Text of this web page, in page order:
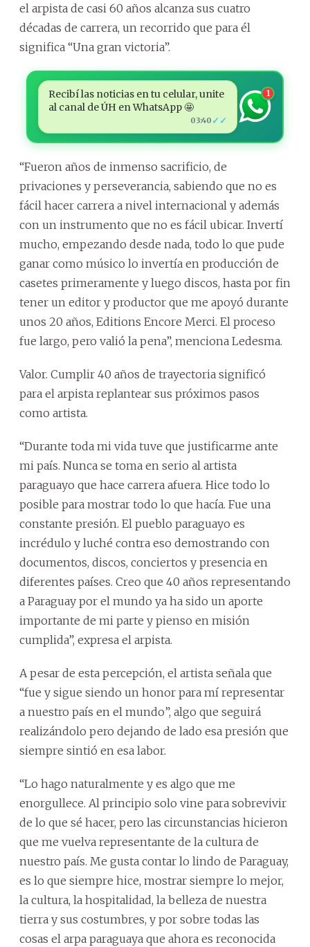
el arpista de casi 60 años alcanza sus cuatro
décadas de carrera, un recorrido que para él
significa “Una gran victoria”.
Recibí las noticias en tu celular, unite
al canal de ÚH en WhatsApp 🤩
03:40 ✓✓
1
“Fueron años de inmenso sacrificio, de
privaciones y perseverancia, sabiendo que no es
fácil hacer carrera a nivel internacional y además
con un instrumento que no es fácil ubicar. Invertí
mucho, empezando desde nada, todo lo que pude
ganar como músico lo invertía en producción de
casetes primeramente y luego discos, hasta por fin
tener un editor y productor que me apoyó durante
unos 20 años, Editions Encore Merci. El proceso
fue largo, pero valió la pena”, menciona Ledesma.
Valor. Cumplir 40 años de trayectoria significó
para el arpista replantear sus próximos pasos
como artista.
“Durante toda mi vida tuve que justificarme ante
mi país. Nunca se toma en serio al artista
paraguayo que hace carrera afuera. Hice todo lo
posible para mostrar todo lo que hacía. Fue una
constante presión. El pueblo paraguayo es
incrédulo y luché contra eso demostrando con
documentos, discos, conciertos y presencia en
diferentes países. Creo que 40 años representando
a Paraguay por el mundo ya ha sido un aporte
importante de mi parte y pienso en misión
cumplida”, expresa el arpista.
A pesar de esta percepción, el artista señala que
“fue y sigue siendo un honor para mí representar
a nuestro país en el mundo”, algo que seguirá
realizándolo pero dejando de lado esa presión que
siempre sintió en esa labor.
“Lo hago naturalmente y es algo que me
enorgullece. Al principio solo vine para sobrevivir
de lo que sé hacer, pero las circunstancias hicieron
que me vuelva representante de la cultura de
nuestro país. Me gusta contar lo lindo de Paraguay,
es lo que siempre hice, mostrar siempre lo mejor,
la cultura, la hospitalidad, la belleza de nuestra
tierra y sus costumbres, y por sobre todas las
cosas el arpa paraguaya que ahora es reconocida